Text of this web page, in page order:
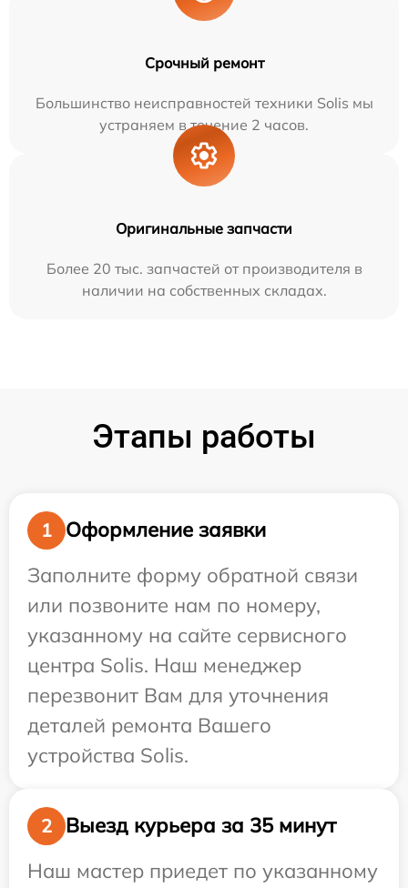
Срочный ремонт
Большинство неисправностей техники Solis мы
устраняем в течение 2 часов.
Оригинальные запчасти
Более 20 тыс. запчастей от производителя в
наличии на собственных складах.
Этапы работы
1
Оформление заявки
Заполните форму обратной связи
или позвоните нам по номеру,
указанному на сайте сервисного
центра Solis. Наш менеджер
перезвонит Вам для уточнения
деталей ремонта Вашего
устройства Solis.
2
Выезд курьера за 35 минут
Наш мастер приедет по указанному